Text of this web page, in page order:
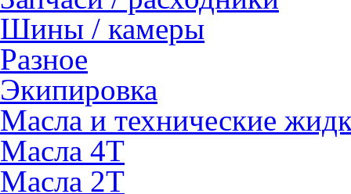
Шины / камеры
Разное
Экипировка
Масла и технические
Масла 4Т
Масла 2Т